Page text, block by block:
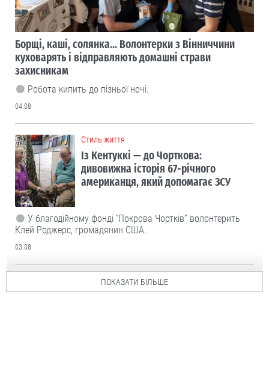
Борщі, каші, солянка... Волонтерки з Вінниччини
куховарять і відправляють домашні страви
захисникам
Робота кипить до пізньої ночі.
04.08
Cтиль життя
Із Кентуккі — до Чорткова:
дивовижна історія 67-річного
американця, який допомагає ЗСУ
У благодійному фонді “Покрова Чортків” волонтерить
Клей Роджерс, громадянин США.
03.08
ПОКАЗАТИ БІЛЬШЕ